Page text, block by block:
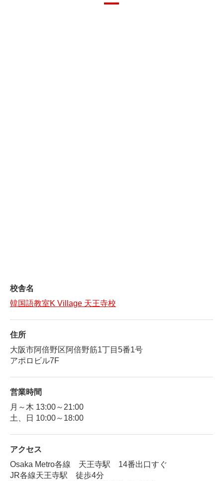
校舎名
韓国語教室K Village 天王寺校
住所
大阪市阿倍野区阿倍野筋1丁目5番1号
アポロビル7F
営業時間
月～木 13:00～21:00
土、日 10:00～18:00
アクセス
Osaka Metro各線 天王寺駅 14番出口すぐ
JR各線天王寺駅 徒歩4分